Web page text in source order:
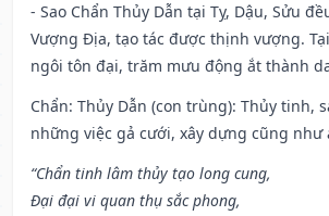
- Sao Chẩn Thủy Dẫn tại Tỵ, Dậu, Sửu
Vượng Địa, tạo tác được thịnh vượng.
ngôi tôn đại, trăm mưu động ắt thành
Chẩn: Thủy Dẫn (con trùng): Thủy tinh,
những việc gả cưới, xây dựng cũng như
“Chẩn tinh lâm thủy tạo long cung,
Đại đại vi quan thụ sắc phong,